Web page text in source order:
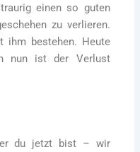
einen so guten
zu verlieren.
ihm bestehen. Heute
nun ist der Verlust
du jetzt bist – wir